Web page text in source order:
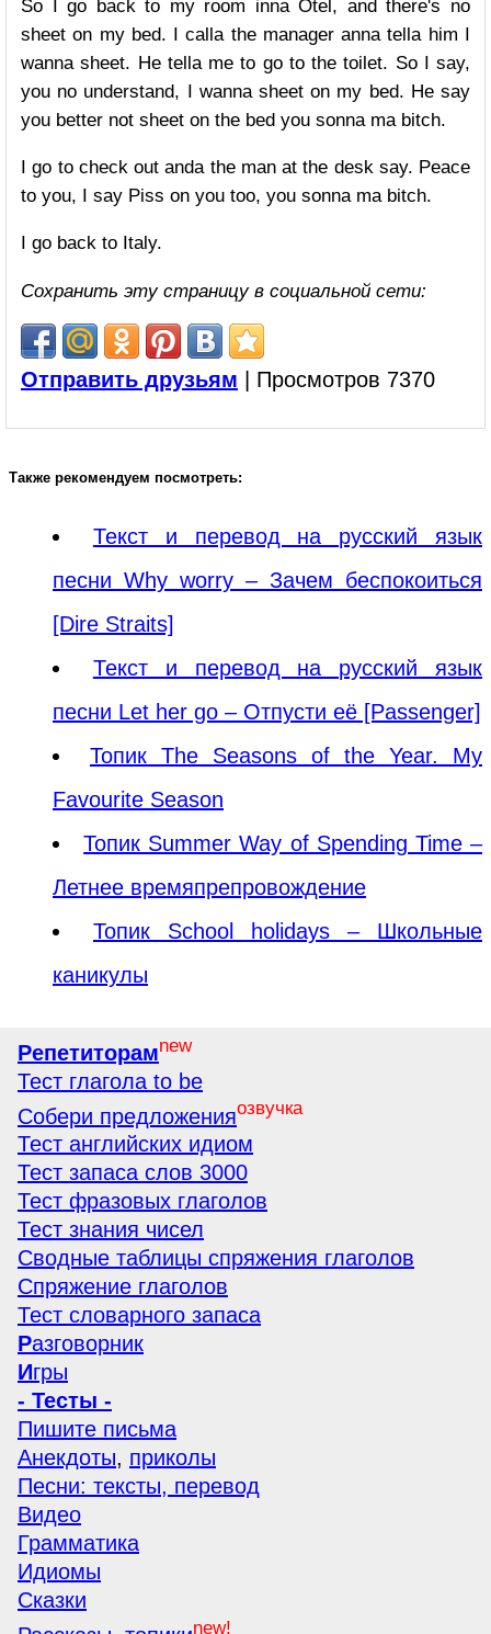
So I go back to my room inna Otel, and there's no
sheet on my bed. I calla the manager anna tella him I
wanna sheet. He tella me to go to the toilet. So I say,
you no understand, I wanna sheet on my bed. He say
you better not sheet on the bed you sonna ma bitch.
I go to check out anda the man at the desk say. Peace
to you, I say Piss on you too, you sonna ma bitch.
I go back to Italy.
Сохранить эту страницу в социальной сети:
Отправить друзьям | Просмотров 7370
Также рекомендуем посмотреть:
Текст и перевод на русский язык
песни Why worry – Зачем беспокоиться
[Dire Straits]
Текст и перевод на русский язык
песни Let her go – Отпусти её [Passenger]
Топик The Seasons of the Year. My
Favourite Season
Топик Summer Way of Spending Time –
Летнее времяпрепровождение
Топик School holidays – Школьные
каникулы
Репетиторамnew
Тест глагола to be
Собери предложенияозвучка
Тест английских идиом
Тест запаса слов 3000
Тест фразовых глаголов
Тест знания чисел
Сводные таблицы спряжения глаголов
Спряжение глаголов
Тест словарного запаса
Разговорник
Игры
- Тесты -
Пишите письма
Анекдоты, приколы
Песни: тексты, перевод
Видео
Грамматика
Идиомы
Сказки
new!